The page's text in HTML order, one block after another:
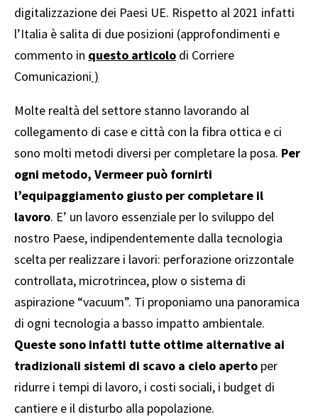
digitalizzazione dei Paesi UE. Rispetto al 2021 infatti
l’Italia è salita di due posizioni (approfondimenti e
commento in questo articolo di Corriere
Comunicazioni )
Molte realtà del settore stanno lavorando al
collegamento di case e città con la fibra ottica e ci
sono molti metodi diversi per completare la posa. Per
ogni metodo, Vermeer può fornirti
l’equipaggiamento giusto per completare il
lavoro. E’ un lavoro essenziale per lo sviluppo del
nostro Paese, indipendentemente dalla tecnologia
scelta per realizzare i lavori: perforazione orizzontale
controllata, microtrincea, plow o sistema di
aspirazione “vacuum”. Ti proponiamo una panoramica
di ogni tecnologia a basso impatto ambientale.
Queste sono infatti tutte ottime alternative ai
tradizionali sistemi di scavo a cielo aperto per
ridurre i tempi di lavoro, i costi sociali, i budget di
cantiere e il disturbo alla popolazione.